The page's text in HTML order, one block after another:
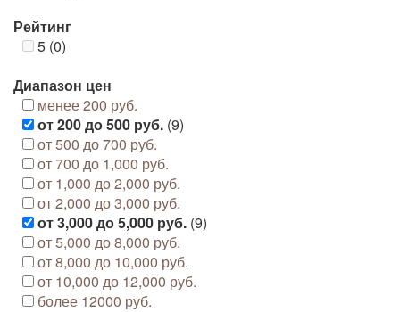
Рейтинг
5 (0)
Диапазон цен
менее 200 руб.
от 200 до 500 руб. (9)
от 500 до 700 руб.
от 700 до 1,000 руб.
от 1,000 до 2,000 руб.
от 2,000 до 3,000 руб.
от 3,000 до 5,000 руб. (9)
от 5,000 до 8,000 руб.
от 8,000 до 10,000 руб.
от 10,000 до 12,000 руб.
более 12000 руб.